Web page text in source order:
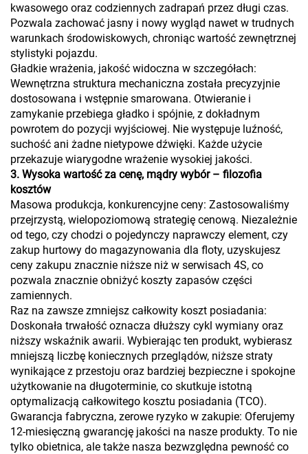
kwasowego oraz codziennych zadrapań przez długi czas.
Pozwala zachować jasny i nowy wygląd nawet w trudnych
warunkach środowiskowych, chroniąc wartość zewnętrznej
stylistyki pojazdu.
Gładkie wrażenia, jakość widoczna w szczegółach:
Wewnętrzna struktura mechaniczna została precyzyjnie
dostosowana i wstępnie smarowana. Otwieranie i
zamykanie przebiega gładko i spójnie, z dokładnym
powrotem do pozycji wyjściowej. Nie występuje luźność,
suchość ani żadne nietypowe dźwięki. Każde użycie
przekazuje wiarygodne wrażenie wysokiej jakości.
3. Wysoka wartość za cenę, mądry wybór – filozofia
kosztów
Masowa produkcja, konkurencyjne ceny: Zastosowaliśmy
przejrzystą, wielopoziomową strategię cenową. Niezależnie
od tego, czy chodzi o pojedynczy naprawczy element, czy
zakup hurtowy do magazynowania dla floty, uzyskujesz
ceny zakupu znacznie niższe niż w serwisach 4S, co
pozwala znacznie obniżyć koszty zapasów części
zamiennych.
Raz na zawsze zmniejsz całkowity koszt posiadania:
Doskonała trwałość oznacza dłuższy cykl wymiany oraz
niższy wskaźnik awarii. Wybierając ten produkt, wybierasz
mniejszą liczbę koniecznych przeglądów, niższe straty
wynikające z przestoju oraz bardziej bezpieczne i spokojne
użytkowanie na długoterminie, co skutkuje istotną
optymalizacją całkowitego kosztu posiadania (TCO).
Gwarancja fabryczna, zerowe ryzyko w zakupie: Oferujemy
12-miesięczną gwarancję jakości na nasze produkty. To nie
tylko obietnica, ale także nasza bezwzględna pewność co